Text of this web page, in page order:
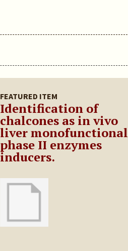
FEATURED ITEM
Identification of
chalcones as in vivo
liver monofunctional
phase II enzymes
inducers.